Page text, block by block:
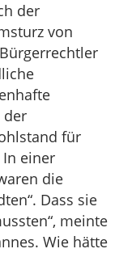
der
von
der
für
einer
die
Dass sie
meinte
Wie hätte